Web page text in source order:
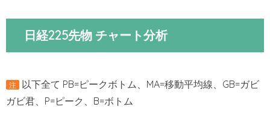
日経225先物 チャート分析
注
以下全て PB=ピークボトム、MA=移動平均線、GB=ガビ
ガビ君、P=ピーク、B=ボトム